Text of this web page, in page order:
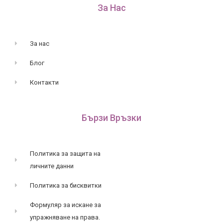
За Нас
За нас
Блог
Контакти
Бързи Връзки
Политика за защита на
личните данни
Политика за бисквитки
Формуляр за искане за
упражняване на права.